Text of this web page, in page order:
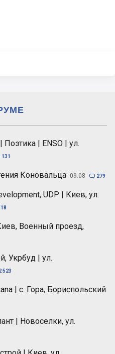
| ENSO | ул.
131
Коновальца 09.08  279
UDP | Киев, ул.
Военный проезд,
Укрбуд | ул.
523
| с. Гора, Бориспольский
| Новоселки, ул.